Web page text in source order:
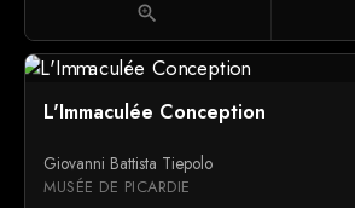
zoom_in
L'Immaculée Conception
Giovanni Battista Tiepolo
MUSÉE DE PICARDIE